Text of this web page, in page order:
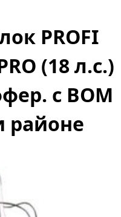
PROFI
(18 л.с.)
с ВОМ
районе